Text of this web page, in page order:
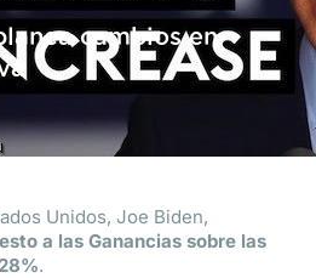
cambios en
Unidos, Joe Biden,
a las Ganancias sobre las
.